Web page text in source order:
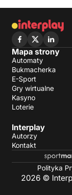
Mapa strony
Automaty
Bukmacherka
E-Sport
Gry wirtualne
Kasyno
Loterie
Interplay
Autorzy
Kontakt
Polityka
2026 ©